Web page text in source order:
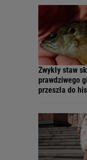
Zwykły staw
prawdziwego
przeszła do